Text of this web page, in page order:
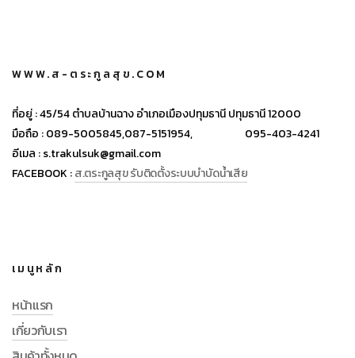
WWW.ส-ตระกูลสุข.COM
ที่อยู่ :45/54 ตำบลบ้านฉาง อำเภอเมืองปทุมธานี ปทุมธานี 12000
มือถือ :089-5005845,087-5151954, 095-403-4241
อีเมล :s.trakulsuk@gmail.com
FACEBOOK :ส.ตระกูลสุข รับติดตั้งระบบบำบัดน้ำเสีย
เมนูหลัก
หน้าแรก
เกี่ยวกับเรา